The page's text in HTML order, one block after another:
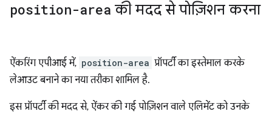
position-area की मदद से पोज़िशन करना
ऐंकरिंग एपीआई में, position-area प्रॉपर्टी का इस्तेमाल करके
लेआउट बनाने का नया तरीका शामिल है.
इस प्रॉपर्टी की मदद से, ऐंकर की गई पोज़िशन वाले एलिमेंट को उनके